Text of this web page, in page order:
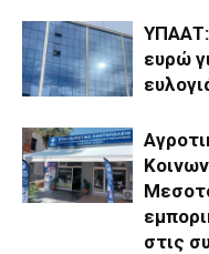
ΥΠΑΑΤ:
ευρώ
στις